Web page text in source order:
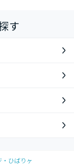
す
ひばりヶ